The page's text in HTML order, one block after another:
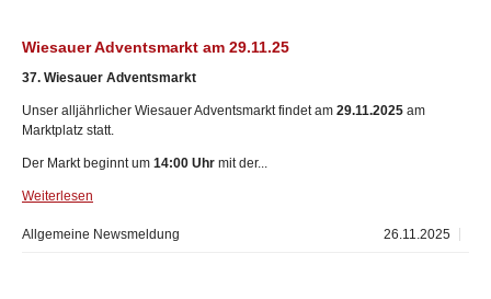
Wiesauer Adventsmarkt am 29.11.25
37. Wiesauer Adventsmarkt
Unser alljährlicher Wiesauer Adventsmarkt findet am 29.11.2025 am
Marktplatz statt.
Der Markt beginnt um 14:00 Uhr mit der...
Weiterlesen
26.11.2025
Allgemeine Newsmeldung